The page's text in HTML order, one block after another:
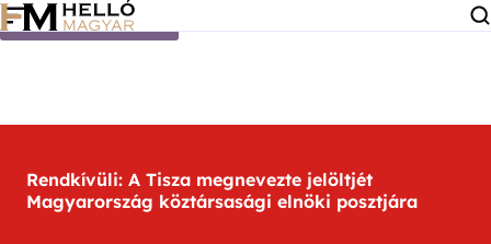
Ugrás a tartalomra
Rendkívüli: A Tisza megnevezte jelöltjét
Magyarország köztársasági elnöki posztjára